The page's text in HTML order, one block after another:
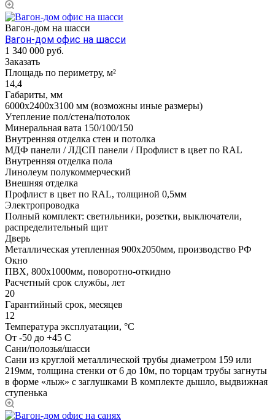
Вагон-дом на шасси
Вагон-дом офис на шасси
1 340 000 руб.
Заказать
Площадь по периметру, м²
14,4
Габариты, мм
6000х2400х3100 мм (возможны иные размеры)
Утепление пол/стена/потолок
Минеральная вата 150/100/150
Внутренняя отделка стен и потолка
МДФ панели / ЛДСП панели / Профлист в цвет по RAL
Внутренняя отделка пола
Линолеум полукоммерческий
Внешняя отделка
Профлист в цвет по RAL, толщиной 0,5мм
Электропроводка
Полный комплект: светильники, розетки, выключатели,
распределительный щит
Дверь
Металлическая утепленная 900х2050мм, производство РФ
Окно
ПВХ, 800х1000мм, поворотно-откидно
Расчетный срок службы, лет
20
Гарантийный срок, месяцев
12
Температура эксплуатации, °С
От -50 до +45 С
Сани/полозья/шасси
Сани из круглой металлической трубы диаметром 159 или
219мм, толщина стенки от 6 до 10м, по торцам трубы загнуты
в форме «лыж» с заглушками В комплекте дышло, выдвижная
ступенька